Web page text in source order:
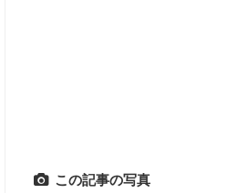
この記事の写真